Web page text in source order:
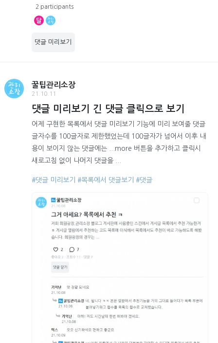
2 participants
달
댓글 미리보기
꿀팁관리소장
21.10.11
댓글 미리보기 긴 댓글 클릭으로 보기
어제 구현한 목록에서 댓글 미리보기 기능에 미리 보여줄 댓글
글자수를 100글자로 제한했었는데 100글자가 넘어서 이후 내
용이 보이지 않는 댓글에는 ...more 버튼을 추가하고 클릭시
새로고침 없이 나머지 댓글을 ...
#댓글 미리보기 #목록에서 댓글보기 #댓글